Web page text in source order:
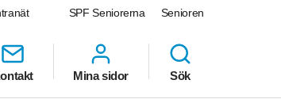
SPF Seniorerna Senioren
Mina sidor Sök